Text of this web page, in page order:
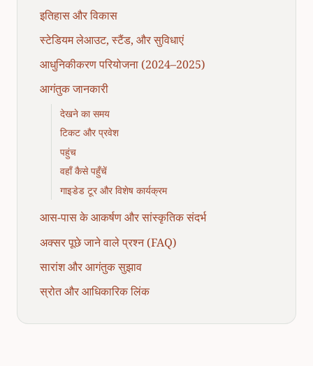
इतिहास और विकास
स्टेडियम लेआउट, स्टैंड, और सुविधाएं
आधुनिकीकरण परियोजना (2024–2025)
आगंतुक जानकारी
देखने का समय
टिकट और प्रवेश
पहुंच
वहाँ कैसे पहुँचें
गाइडेड टूर और विशेष कार्यक्रम
आस-पास के आकर्षण और सांस्कृतिक संदर्भ
अक्सर पूछे जाने वाले प्रश्न (FAQ)
सारांश और आगंतुक सुझाव
स्रोत और आधिकारिक लिंक